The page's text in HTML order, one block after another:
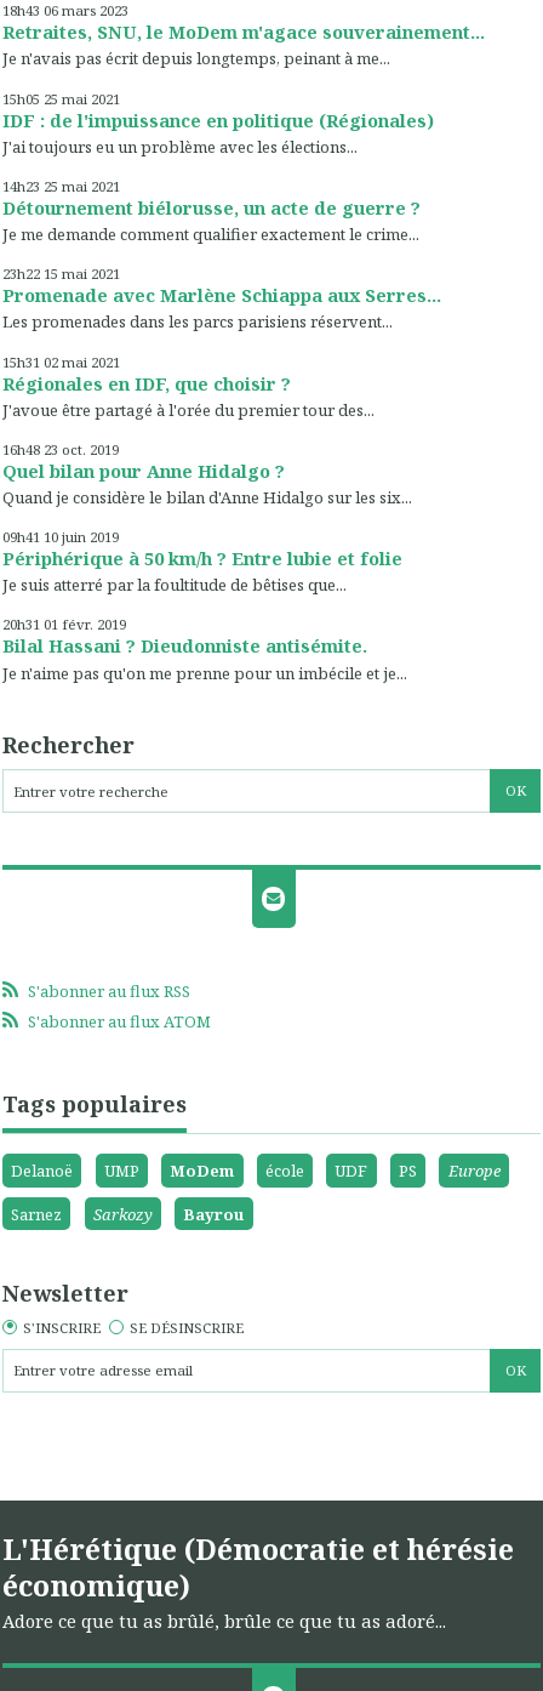
18h43 06 mars 2023
Retraites, SNU, le MoDem m'agace souverainement...
Je n'avais pas écrit depuis longtemps, peinant à me...
15h05 25 mai 2021
IDF : de l'impuissance en politique (Régionales)
J'ai toujours eu un problème avec les élections...
14h23 25 mai 2021
Détournement biélorusse, un acte de guerre ?
Je me demande comment qualifier exactement le crime...
23h22 15 mai 2021
Promenade avec Marlène Schiappa aux Serres...
Les promenades dans les parcs parisiens réservent...
15h31 02 mai 2021
Régionales en IDF, que choisir ?
J'avoue être partagé à l'orée du premier tour des...
16h48 23 oct. 2019
Quel bilan pour Anne Hidalgo ?
Quand je considère le bilan d'Anne Hidalgo sur les six...
09h41 10 juin 2019
Périphérique à 50 km/h ? Entre lubie et folie
Je suis atterré par la foultitude de bêtises que...
20h31 01 févr. 2019
Bilal Hassani ? Dieudonniste antisémite.
Je n'aime pas qu'on me prenne pour un imbécile et je...
Rechercher
S'abonner au flux RSS
S'abonner au flux ATOM
Tags populaires
Delanoë UMP MoDem école UDF PS
Europe
Sarnez
Sarkozy Bayrou
Newsletter
S'INSCRIRE SE DÉSINSCRIRE
L'Hérétique (Démocratie et hérésie
économique)
Adore ce que tu as brûlé, brûle ce que tu as adoré...